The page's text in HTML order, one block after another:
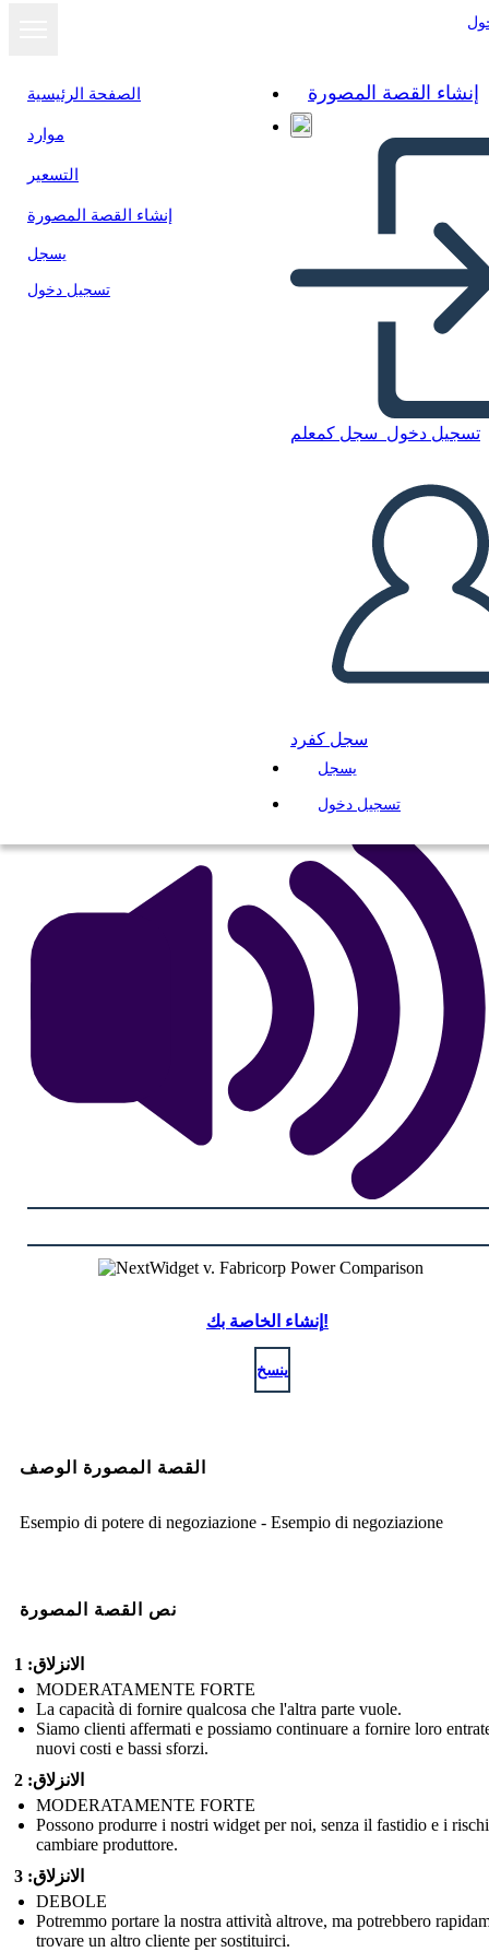
الصفحة الرئيسية
موارد
التسعير
إنشاء القصة المصورة
يسجل
تسجيل دخول
إنشاء القصة المصورة
تسجيل دخول سجل كمعلم
سجل كفرد
يسجل
تسجيل دخول
NextWidget v. Fabricorp
Power Comparison
انسخ هذه القصة المصورة
اقرأ لي
إنشاء الخاصة بك!
ينسخ
القصة المصورة الوصف
Esempio di potere di negoziazione - Esempio di negoziazione
نص القصة المصورة
الانزلاق: 1
MODERATAMENTE FORTE
La capacità di fornire qualcosa che l'altra parte vuole.
Siamo clienti affermati e possiamo continuare a fornire loro
nuovi costi e bassi sforzi.
الانزلاق: 2
MODERATAMENTE FORTE
Possono produrre i nostri widget per noi, senza il fastidio e i
cambiare produttore.
الانزلاق: 3
DEBOLE
Potremmo portare la nostra attività altrove, ma potrebbero
trovare un altro cliente per sostituirci.